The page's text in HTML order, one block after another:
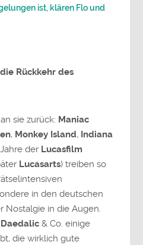
ist, klären Flo und
Rückkehr des
sie zurück: Maniac
, Monkey Island, Indiana
der Lucasfilm
Lucasarts) treiben so
in den deutschen
Nostalgie in die Augen.
Daedalic& Co. einige
die wirklich gute